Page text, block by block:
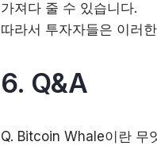
가져다 줄 수 있습니다.
따라서 투자자들은 이러
6. Q&A
Q. Bitcoin Whale이란 무